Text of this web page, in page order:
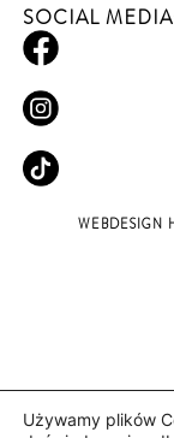
SOCIAL
WEBDESIGN
Używamy plików